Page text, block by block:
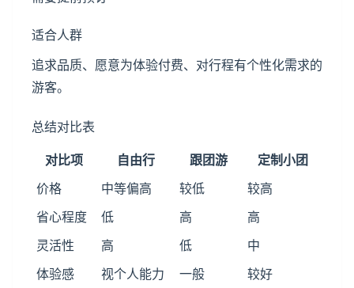
适合人群
追求品质、愿意为体验付费、对行程有个性化需求的
游客。
总结对比表
对比项 自由行 跟团游 定制小团
价格 中等偏高 较低 较高
省心程度 低 高 高
灵活性 高 低 中
体验感 视个人能力 一般 较好